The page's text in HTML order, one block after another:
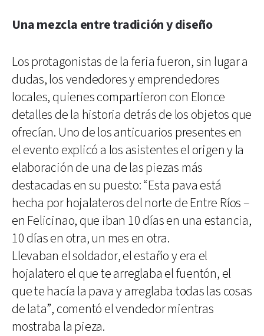
Una mezcla entre tradición y diseño
Los protagonistas de la feria fueron, sin lugar a
dudas, los vendedores y emprendedores
locales, quienes compartieron con Elonce
detalles de la historia detrás de los objetos que
ofrecían. Uno de los anticuarios presentes en
el evento explicó a los asistentes el origen y la
elaboración de una de las piezas más
destacadas en su puesto: “Esta pava está
hecha por hojalateros del norte de Entre Ríos –
en Felicinao, que iban 10 días en una estancia,
10 días en otra, un mes en otra.
Llevaban el soldador, el estaño y era el
hojalatero el que te arreglaba el fuentón, el
que te hacía la pava y arreglaba todas las cosas
de lata”, comentó el vendedor mientras
mostraba la pieza.